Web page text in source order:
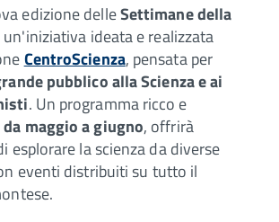
edizione delleSettimane della
un'iniziativa ideata e realizzata
CentroScienza, pensata per
pubblico alla Scienza e ai
. Un programma ricco e
da maggio a giugno, offrirà
esplorare la scienza da diverse
eventi distribuiti su tutto il